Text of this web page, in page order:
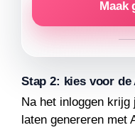
Maak
Stap 2: kies voor
Na het inloggen
laten genereren met